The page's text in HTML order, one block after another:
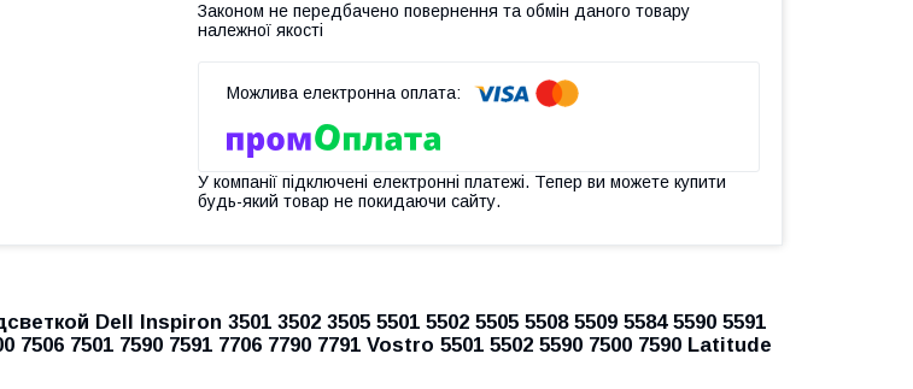
Законом не передбачено повернення та обмін даного товару
належної якості
У компанії підключені електронні платежі. Тепер ви можете купити
будь-який товар не покидаючи сайту.
Dell Inspiron 3501 3502 3505 5501 5502 5505 5508 5509 5584 5590 5591
7506 7501 7590 7591 7706 7790 7791 Vostro 5501 5502 5590 7500 7590 Latitude